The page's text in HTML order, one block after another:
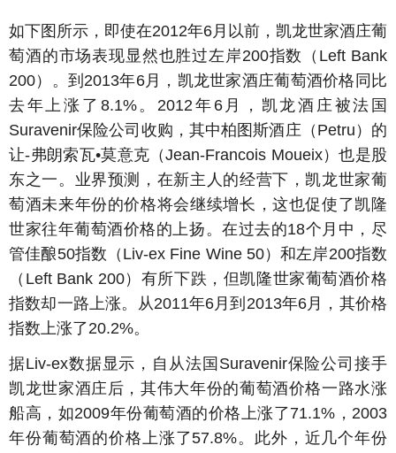
如下图所示，即使在2012年6月以前，凯龙世家酒庄葡
萄酒的市场表现显然也胜过左岸200指数（Left Bank
200）。到2013年6月，凯龙世家酒庄葡萄酒价格同比
去年上涨了8.1%。2012年6月，凯龙酒庄被法国
Suravenir保险公司收购，其中柏图斯酒庄（Petru）的
让-弗朗索瓦•莫意克（Jean-Francois Moueix）也是股
东之一。业界预测，在新主人的经营下，凯龙世家葡
萄酒未来年份的价格将会继续增长，这也促使了凯隆
世家往年葡萄酒价格的上扬。在过去的18个月中，尽
管佳酿50指数（Liv-ex Fine Wine 50）和左岸200指数
（Left Bank 200）有所下跌，但凯隆世家葡萄酒价格
指数却一路上涨。从2011年6月到2013年6月，其价格
指数上涨了20.2%。
据Liv-ex数据显示，自从法国Suravenir保险公司接手
凯龙世家酒庄后，其伟大年份的葡萄酒价格一路水涨
船高，如2009年份葡萄酒的价格上涨了71.1%，2003
年份葡萄酒的价格上涨了57.8%。此外，近几个年份